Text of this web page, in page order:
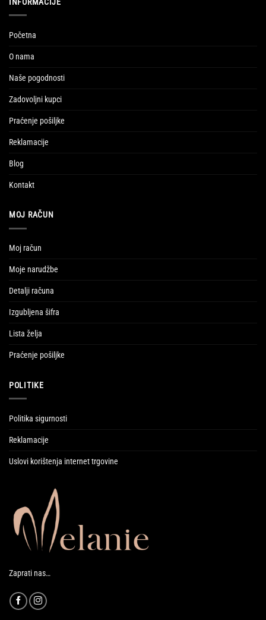
INFORMACIJE
Početna
O nama
Naše pogodnosti
Zadovoljni kupci
Praćenje pošiljke
Reklamacije
Blog
Kontakt
MOJ RAČUN
Moj račun
Moje narudžbe
Detalji računa
Izgubljena šifra
Lista želja
Praćenje pošiljke
POLITIKE
Politika sigurnosti
Reklamacije
Uslovi korištenja internet trgovine
Zaprati nas…